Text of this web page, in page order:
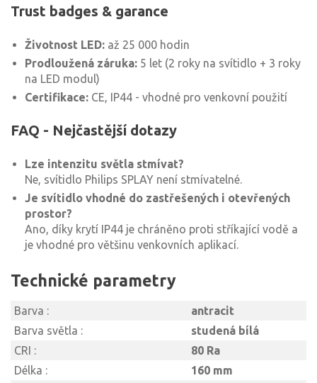
Trust badges & garance
Životnost LED: až 25 000 hodin
Prodloužená záruka: 5 let (2 roky na svítidlo + 3 roky
na LED modul)
Certifikace: CE, IP44 - vhodné pro venkovní použití
FAQ - Nejčastější dotazy
Lze intenzitu světla stmívat?
Ne, svítidlo Philips SPLAY není stmívatelné.
Je svítidlo vhodné do zastřešených i otevřených
prostor?
Ano, díky krytí IP44 je chráněno proti stříkající vodě a
je vhodné pro většinu venkovních aplikací.
Technické parametry
Barva :
antracit
Barva světla :
studená bílá
CRI :
80 Ra
Délka :
160 mm